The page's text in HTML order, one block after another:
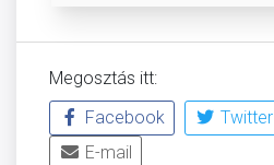
Megosztás itt:
Facebook
Twitter
E-mail